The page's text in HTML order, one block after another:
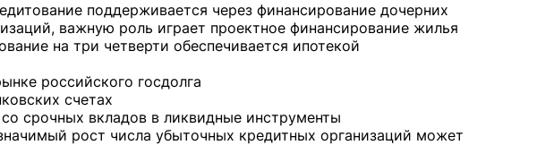
Электронные и цифровые базы
Издания факультета
Учебная полка
Информационно-аналитический отдел
Преподавателям
поддерживается через финансирование дочерних
важную роль играет проектное финансирование жилья
на три четверти обеспечивается ипотекой
российского госдолга
счетах
срочных вкладов в ликвидные инструменты
рост числа убыточных кредитных организаций может